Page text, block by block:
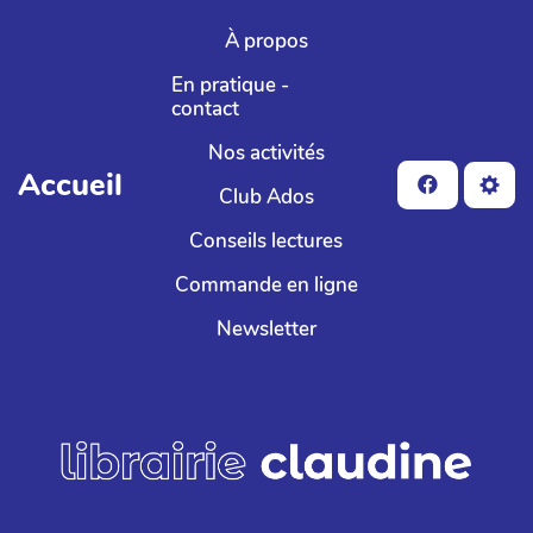
Aller au contenu principal
Accueil
À propos
En pratique -
contact
Nos activités
Club Ados
Conseils lectures
Commande en ligne
Newsletter